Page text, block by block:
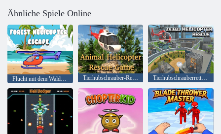
Ähnliche Spiele Online
Flucht mit dem Waldhubschrauber Tierhubschrauber-Rettungsspiel Tierhubschrauberrettung